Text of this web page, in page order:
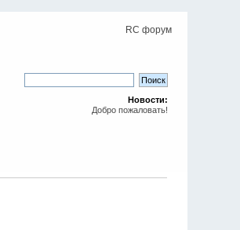
RC форум
Новости:
Добро пожаловать!